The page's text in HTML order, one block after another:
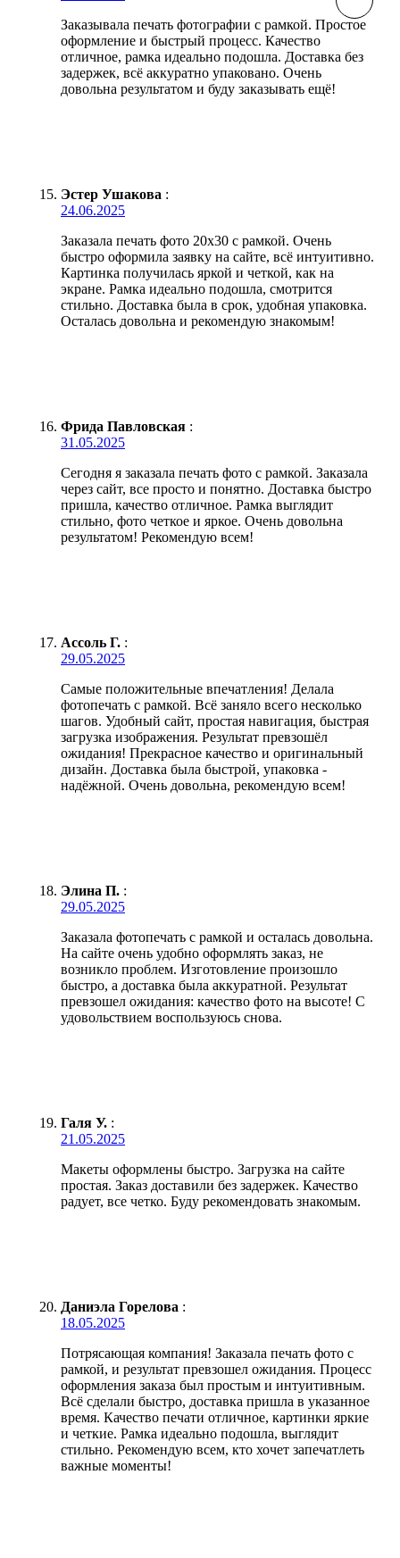
Заказывала печать фотографии с рамкой. Простое
оформление и быстрый процесс. Качество
отличное, рамка идеально подошла. Доставка без
задержек, всё аккуратно упаковано. Очень
довольна результатом и буду заказывать ещё!
Эстер Ушакова :
24.06.2025
Заказала печать фото 20х30 с рамкой. Очень
быстро оформила заявку на сайте, всё интуитивно.
Картинка получилась яркой и четкой, как на
экране. Рамка идеально подошла, смотрится
стильно. Доставка была в срок, удобная упаковка.
Осталась довольна и рекомендую знакомым!
Фрида Павловская :
31.05.2025
Сегодня я заказала печать фото с рамкой. Заказала
через сайт, все просто и понятно. Доставка быстро
пришла, качество отличное. Рамка выглядит
стильно, фото четкое и яркое. Очень довольна
результатом! Рекомендую всем!
Ассоль Г. :
29.05.2025
Самые положительные впечатления! Делала
фотопечать с рамкой. Всё заняло всего несколько
шагов. Удобный сайт, простая навигация, быстрая
загрузка изображения. Результат превзошёл
ожидания! Прекрасное качество и оригинальный
дизайн. Доставка была быстрой, упаковка -
надёжной. Очень довольна, рекомендую всем!
Элина П. :
29.05.2025
Заказала фотопечать с рамкой и осталась довольна.
На сайте очень удобно оформлять заказ, не
возникло проблем. Изготовление произошло
быстро, а доставка была аккуратной. Результат
превзошел ожидания: качество фото на высоте! С
удовольствием воспользуюсь снова.
Галя У. :
21.05.2025
Макеты оформлены быстро. Загрузка на сайте
простая. Заказ доставили без задержек. Качество
радует, все четко. Буду рекомендовать знакомым.
Даниэла Горелова :
18.05.2025
Потрясающая компания! Заказала печать фото с
рамкой, и результат превзошел ожидания. Процесс
оформления заказа был простым и интуитивным.
Всё сделали быстро, доставка пришла в указанное
время. Качество печати отличное, картинки яркие
и четкие. Рамка идеально подошла, выглядит
стильно. Рекомендую всем, кто хочет запечатлеть
важные моменты!